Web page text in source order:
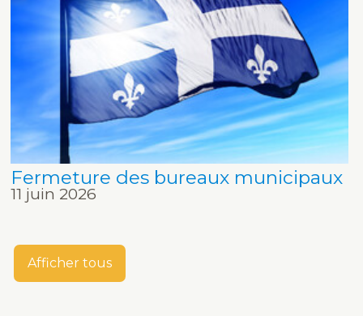
Fermeture des bureaux municipaux
11 juin 2026
Afficher tous